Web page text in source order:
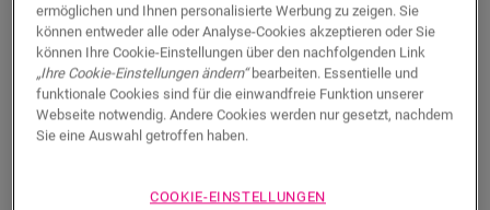
Sie können es kaum erwarten, diesen Boden selbst zu
sehen? Sie haben noch Fragen? Kein Problem! Es gibt
immer einen Händler in Ihrer Nähe.
SUCHE
ermöglichen und Ihnen personalisierte Werbung zu zeigen. Sie
können entweder alle oder Analyse-Cookies akzeptieren oder Sie
können Ihre Cookie-Einstellungen über den nachfolgenden Link
„Ihre Cookie-Einstellungen ändern“bearbeiten. Essentielle und
funktionale Cookies sind für die einwandfreie Funktion unserer
Webseite notwendig. Andere Cookies werden nur gesetzt, nachdem
Sie eine Auswahl getroffen haben.
COOKIE-EINSTELLUNGEN